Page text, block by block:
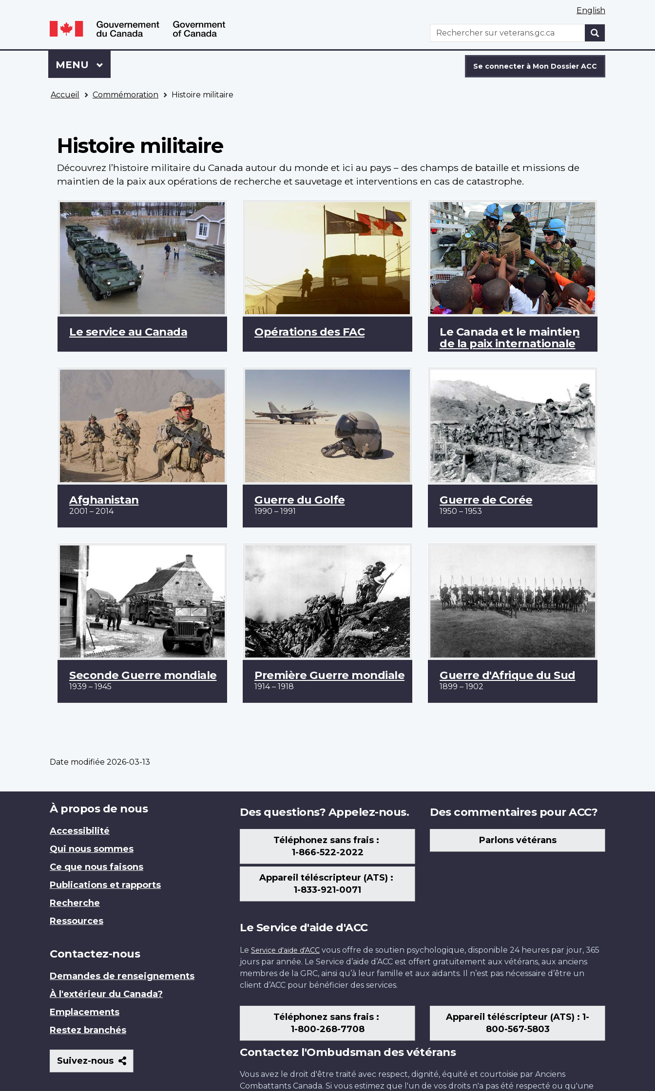
Language
switcher
Language
switcher
English
WxT
Search
Rechercher
Se
connecter
à
Dossier
Se connecter à Mon Dossier ACC
Menu
MENU PRINCIPAL
Accueil Commémoration Histoire militaire
Histoire militaire
Découvrez l’histoire militaire du Canada autour du monde et ici au pays – des champs de bataille et missions de
maintien de la paix aux opérations de recherche et sauvetage et interventions en cas de catastrophe.
Le service au Canada Opérations des FAC
Le Canada et le maintien
de la paix internationale
Afghanistan
2001 – 2014
Guerre du Golfe
1990 – 1991
Guerre de Corée
1950 – 1953
Seconde Guerre mondiale
1939 – 1945
Première Guerre mondiale
1914 – 1918
Guerre d'Afrique du Sud
1899 – 1902
Date modifiée 2026-03-13
Brand
À propos de nous
Accessibilité
Qui nous sommes
Ce que nous faisons
Publications et rapports
Recherche
Ressources
Contactez-nous
Demandes de renseignements
À l'extérieur du Canada?
Emplacements
Restez branchés
Suivez-nous
Suivez-
nous
Des questions? Appelez-nous.
Téléphonez sans frais :
1-866-522-2022
Appareil téléscripteur (ATS) :
1-833-921-0071
Des commentaires pour ACC?
Parlons vétérans
Le Service d'aide d'ACC
Le Service d'aide d'ACC vous offre de soutien psychologique, disponible 24 heures par jour, 365
jours par année. Le Service d’aide d’ACC est offert gratuitement aux vétérans, aux anciens
membres de la GRC, ainsi qu’à leur famille et aux aidants. Il n’est pas nécessaire d’être un
client d’ACC pour bénéficier des services.
Téléphonez sans frais :
1-800-268-7708
Appareil téléscripteur (ATS) : 1-
800-567-5803
Contactez l'Ombudsman des vétérans
Vous avez le droit d'être traité avec respect, dignité, équité et courtoisie par Anciens
Combattants Canada. Si vous estimez que l'un de vos droits n'a pas été respecté ou qu'une